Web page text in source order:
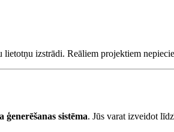
izstrādi. Reāliem projektiem
sistēma. Jūs varat izveidot